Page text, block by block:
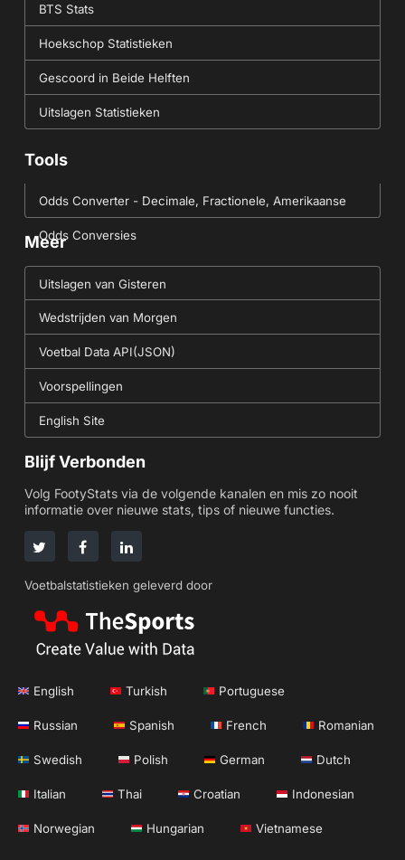
BTS Stats
Hoekschop Statistieken
Gescoord in Beide Helften
Uitslagen Statistieken
Tools
Odds Converter - Decimale, Fractionele, Amerikaanse
Odds Conversies
Meer
Uitslagen van Gisteren
Wedstrijden van Morgen
Voetbal Data API(JSON)
Voorspellingen
English Site
Blijf Verbonden
Volg FootyStats via de volgende kanalen en mis zo nooit
informatie over nieuwe stats, tips of nieuwe functies.
Voetbalstatistieken geleverd door
English Turkish Portuguese
Russian Spanish French Romanian
Swedish Polish German Dutch
Italian Thai Croatian Indonesian
Norwegian Hungarian Vietnamese